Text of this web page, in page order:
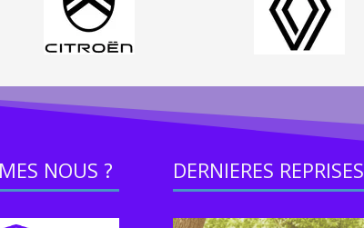
NOUS ? DERNIERES REPRISES